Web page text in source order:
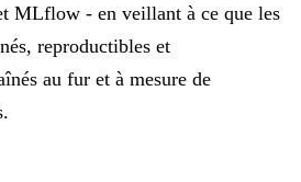
MLflow - en veillant à ce que les
reproductibles et
au fur et à mesure de